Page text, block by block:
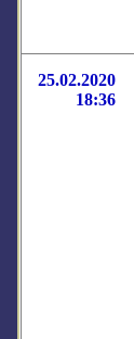
25.02.2020
18:36